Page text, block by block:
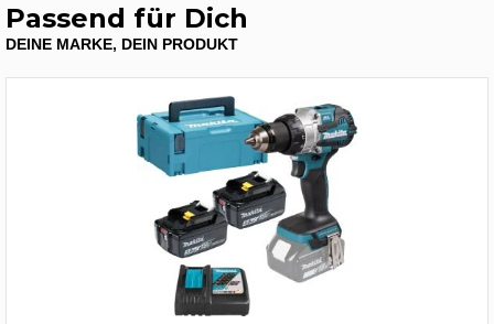
Passend für Dich
DEINE MARKE, DEIN PRODUKT